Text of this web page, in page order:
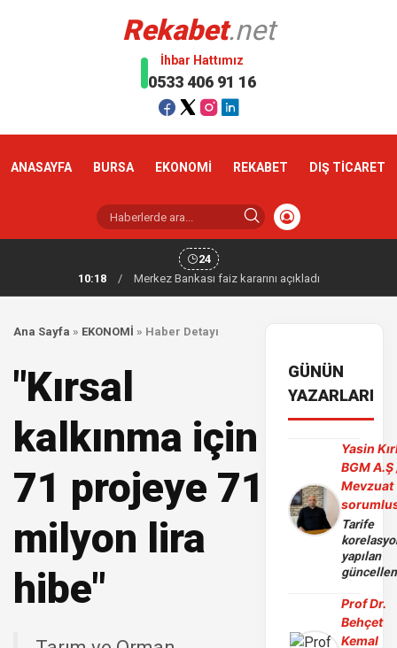
Rekabet.net
İhbar Hattımız
0533 406 91 16
ANASAYFA BURSA EKONOMİ REKABET DIŞ TİCARET
24
10:18
/ Merkez Bankası faiz kararını açıkladı
Ana Sayfa » EKONOMİ » Haber Detayı
"Kırsal
kalkınma için
71 projeye 71
milyon lira
hibe"
GÜNÜN
YAZARLARI
Yasin
BGM A.Ş
Mevzuat
Tarife
yapılan
Prof Dr.
Behçet
Kemal